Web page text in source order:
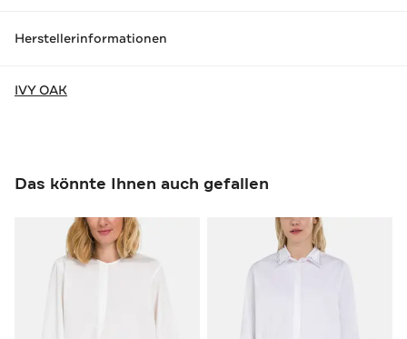
Herstellerinformationen
IVY OAK
Das könnte Ihnen auch gefallen